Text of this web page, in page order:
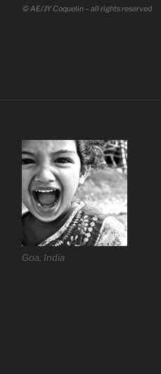
© AE/JY Coquelin – all rights reserved
Goa, India